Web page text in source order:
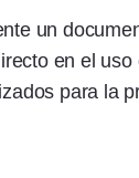
un
en el
para la